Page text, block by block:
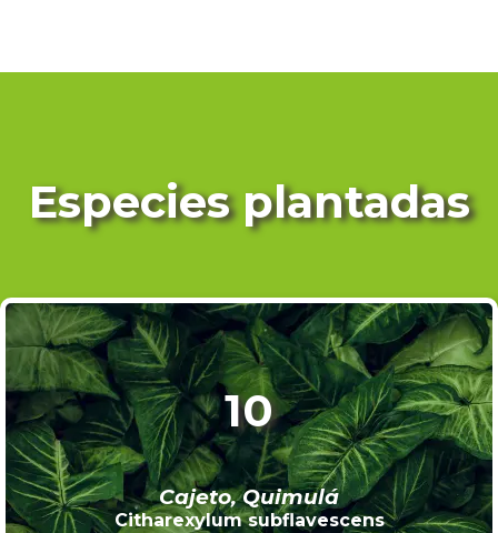
Especies plantadas
10
Cajeto, Quimulá
Citharexylum subflavescens